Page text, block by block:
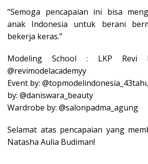
“Semoga pencapaian ini bisa
anak Indonesia untuk berani
bekerja keras.”
Modeling School : LKP Revi
@revimodelacademyy
Event by:
by: @daniswara_beauty
Wardrobe by: @salonpadma_agung
Selamat atas pencapaian yang
Natasha Aulia Budiman!